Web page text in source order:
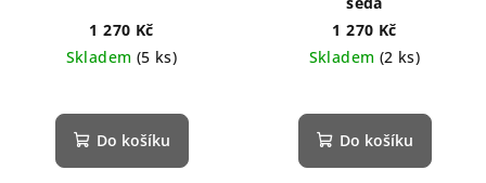
1 270 Kč
Skladem (5 ks)
Do košíku
1 270 Kč
Skladem (2 ks)
Do košíku